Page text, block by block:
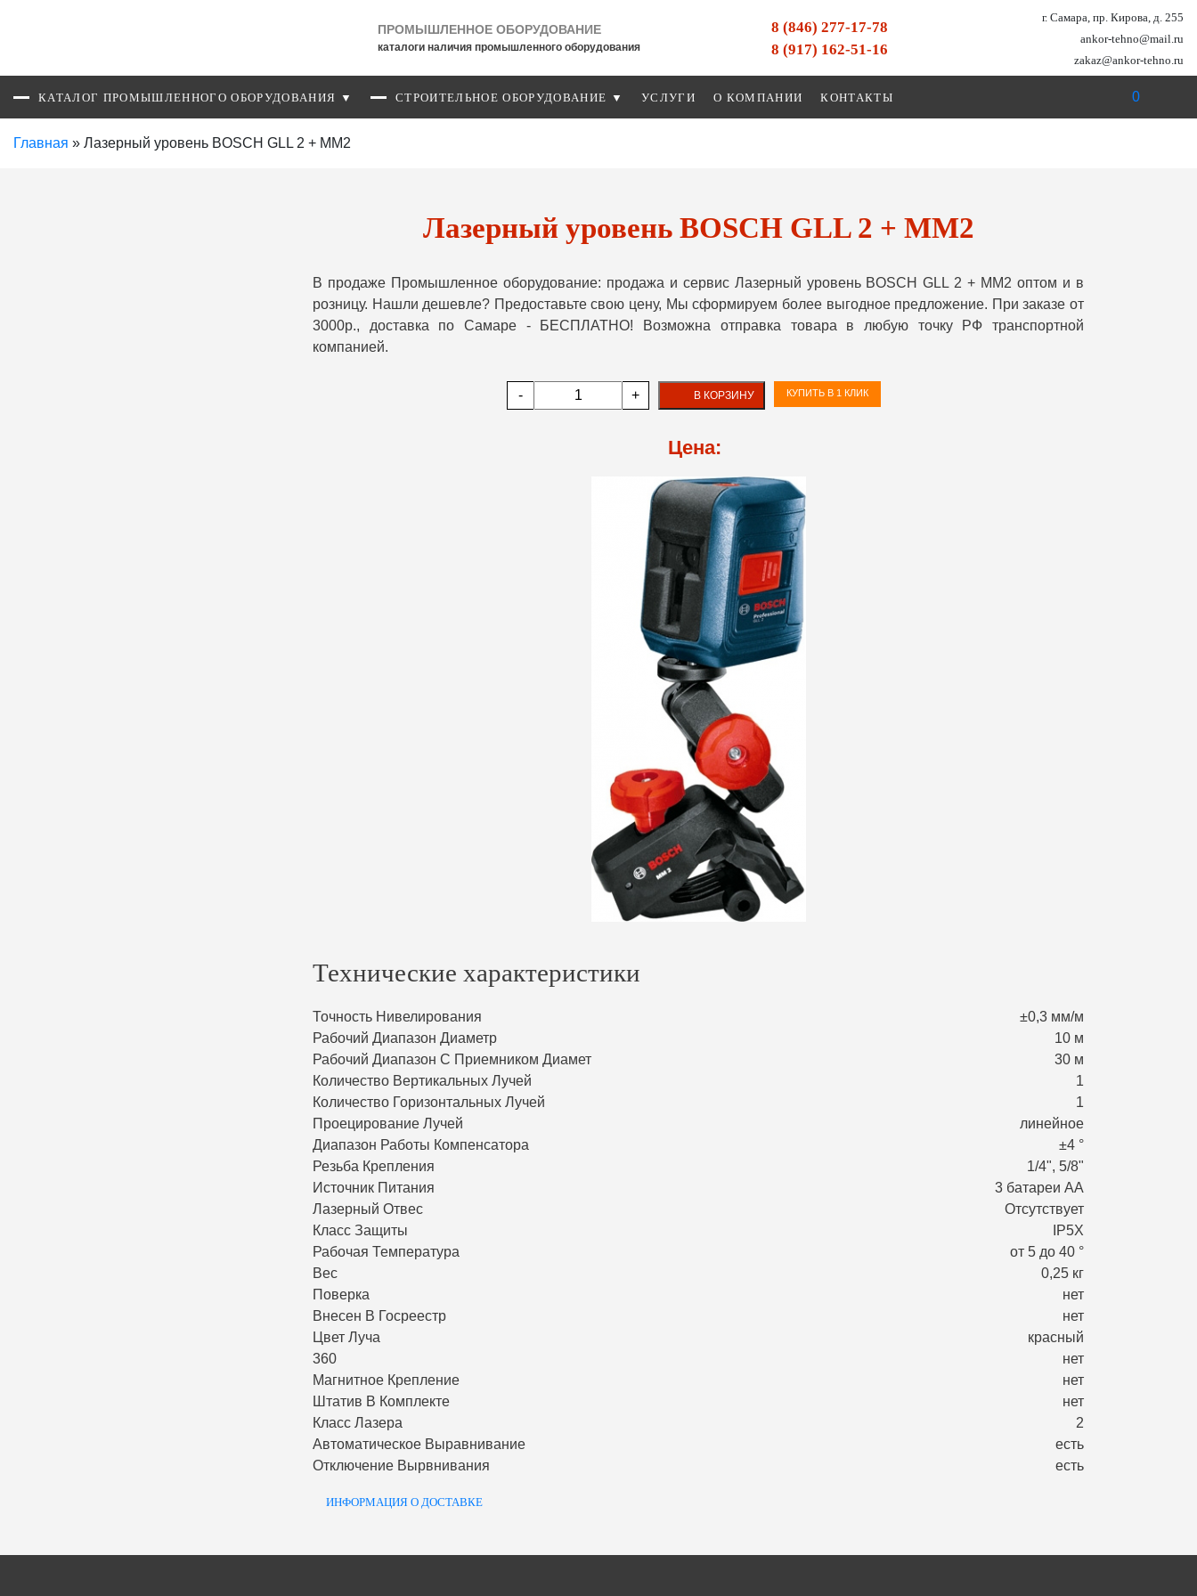
ПРОМЫШЛЕННОЕ ОБОРУДОВАНИЕ
каталоги наличия промышленного оборудования
8 (846) 277-17-78
8 (917) 162-51-16
г. Самара, пр. Кирова, д. 255
ankor-tehno@mail.ru
zakaz@ankor-tehno.ru
КАТАЛОГ ПРОМЫШЛЕННОГО ОБОРУДОВАНИЯ ▼ СТРОИТЕЛЬНОЕ ОБОРУДОВАНИЕ ▼ УСЛУГИ О КОМПАНИИ КОНТАКТЫ 0
Главная » Лазерный уровень BOSCH GLL 2 + MM2
Лазерный уровень BOSCH GLL 2 + MM2
В продаже Промышленное оборудование: продажа и сервис Лазерный уровень BOSCH GLL 2 + MM2 оптом и в
розницу. Нашли дешевле? Предоставьте свою цену, Мы сформируем более выгодное предложение. При заказе от
3000р., доставка по Самаре - БЕСПЛАТНО! Возможна отправка товара в любую точку РФ транспортной
компанией.
- + В КОРЗИНУ КУПИТЬ В 1 КЛИК
Цена:
Технические характеристики
Точность Нивелирования
±0,3 мм/м
Рабочий Диапазон Диаметр
10 м
Рабочий Диапазон С Приемником Диамет
30 м
Количество Вертикальных Лучей
1
Количество Горизонтальных Лучей
1
Проецирование Лучей
линейное
Диапазон Работы Компенсатора
±4 °
Резьба Крепления
1/4", 5/8"
Источник Питания
3 батареи АА
Лазерный Отвес
Отсутствует
Класс Защиты
IP5X
Рабочая Температура
от 5 до 40 °
Вес
0,25 кг
Поверка
нет
Внесен В Госреестр
нет
Цвет Луча
красный
360
нет
Магнитное Крепление
нет
Штатив В Комплекте
нет
Класс Лазера
2
Автоматическое Выравнивание
есть
Отключение Вырвнивания
есть
ИНФОРМАЦИЯ О ДОСТАВКЕ